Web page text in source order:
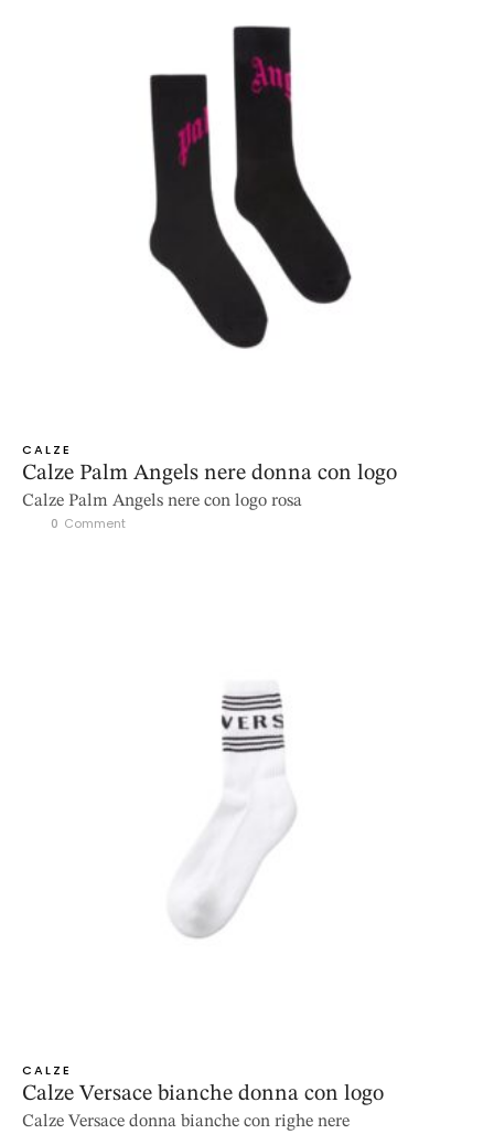
CALZE
Calze Palm Angels nere donna con logo
Calze Palm Angels nere con logo rosa
0 Comment
CALZE
Calze Versace bianche donna con logo
Calze Versace donna bianche con righe nere